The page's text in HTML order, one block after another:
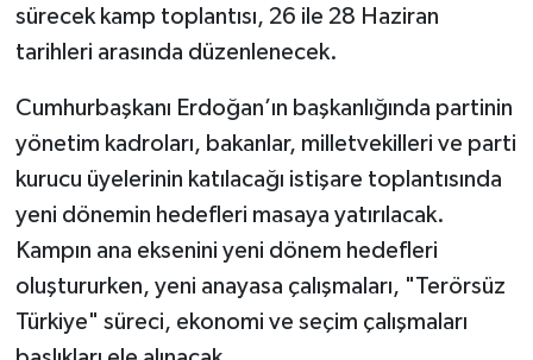
sürecek kamp toplantısı, 26 ile 28 Haziran
tarihleri arasında düzenlenecek.
Cumhurbaşkanı Erdoğan’ın başkanlığında partinin
yönetim kadroları, bakanlar, milletvekilleri ve parti
kurucu üyelerinin katılacağı istişare toplantısında
yeni dönemin hedefleri masaya yatırılacak.
Kampın ana eksenini yeni dönem hedefleri
oluştururken, yeni anayasa çalışmaları, "Terörsüz
Türkiye" süreci, ekonomi ve seçim çalışmaları